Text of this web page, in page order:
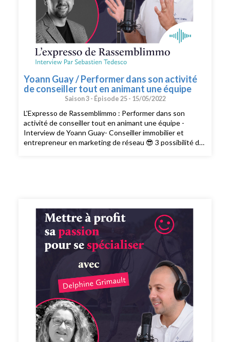
Yoann Guay / Performer dans son activité
de conseiller tout en animant une équipe
Saison 3 - Épisode 25 - 15/05/2022
L'Expresso de Rassemblimmo : Performer dans son
activité de conseiller tout en animant une équipe -
Interview de Yoann Guay- Conseiller immobilier et
entrepreneur en marketing de réseau 😎 3 possibilité de
) 👉 En version podcast audio sur votre plateforme
d'écoute favorite ! Que demander de plus !? Ah si !!
Peut-être mettre une note et un avis sur votre
plateforme de podcast pour le faire découvrir par
d'autres conseillers. Merci pour votre soutien. 🙏🏻 Si
vous voulez passer à l'action et bénéficier des meilleurs
conseils pour exploiter pleinement votre potentiel, vous
pouvez bénéficier d'un bilan offert avec un expert de
l’équipe. Cliquez ici pour réserver votre bilan(
https://meetings.hubspot.com/silvy/entretien-via-
podcast )